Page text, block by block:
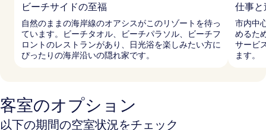
ビーチサイドの至福
自然のままの海岸線のオアシスがこのリゾートを待っ
ています。ビーチタオル、ビーチパラソル、ビーチフ
ロントのレストランがあり、日光浴を楽しみたい方に
ぴったりの海岸沿いの隠れ家です。
仕事と
市内中
めるた
サービ
ます。
客室のオプション
以下の期間の空室状況をチェック